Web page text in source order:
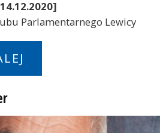
Parlamentarnego Lewicy